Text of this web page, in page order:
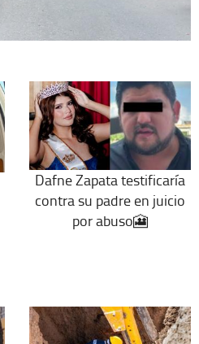
Dafne Zapata testificaría
contra su padre en juicio
por abuso🎦